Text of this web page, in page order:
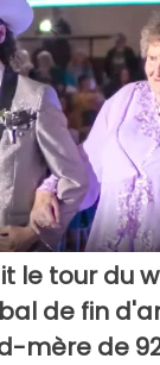
le tour du
de fin
mère de